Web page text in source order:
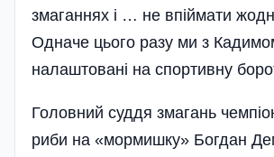
змаганнях і … не впіймати
Одначе цього разу ми з
налаштовані на спортивну
Головний суддя змагань
риби на «мормишку» Богдан